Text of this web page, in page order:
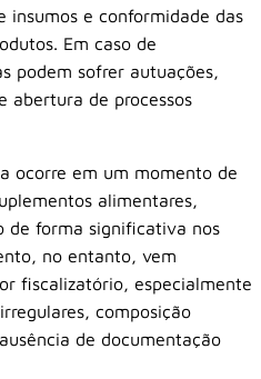
insumos e conformidade das
Em caso de
podem sofrer autuações,
abertura de processos
ocorre em um momento de
alimentares,
de forma significativa nos
no entanto, vem
fiscalizatório, especialmente
composição
de documentação